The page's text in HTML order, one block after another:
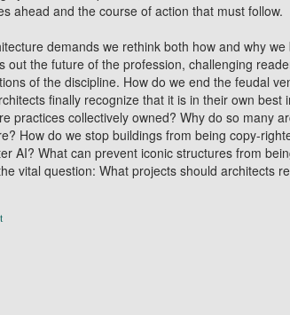
ahead and the course of action that must follow.
demands we rethink both how and why we
out the future of the profession, challenging
of the discipline. How do we end the feudal
finally recognize that it is in their own best
practices collectively owned? Why do so many
How do we stop buildings from being copy-
AI? What can prevent iconic structures from
vital question: What projects should architects